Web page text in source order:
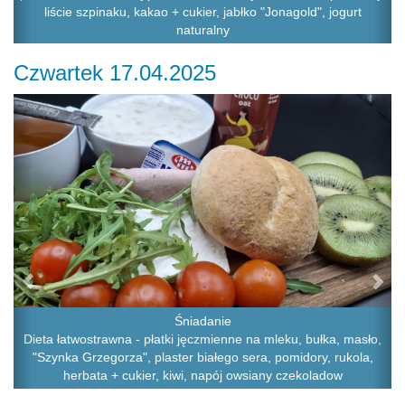
liście szpinaku, kakao + cukier, jabłko "Jonagold", jogurt
naturalny
Czwartek 17.04.2025
Śniadanie
Dieta łatwostrawna - płatki jęczmienne na mleku, bułka, masło,
"Szynka Grzegorza", plaster białego sera, pomidory, rukola,
herbata + cukier, kiwi, napój owsiany czekoladow
Previous